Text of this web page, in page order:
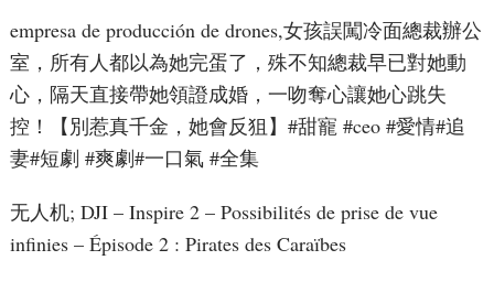
empresa de producción de drones,女孩誤闖冷面總裁辦公
室，所有人都以為她完蛋了，殊不知總裁早已對她動
心，隔天直接帶她領證成婚，一吻奪心讓她心跳失
控！【別惹真千金，她會反狙】#甜寵 #ceo #愛情#追
妻#短劇 #爽劇#一口氣 #全集
无人机; DJI – Inspire 2 – Possibilités de prise de vue
infinies – Épisode 2 : Pirates des Caraïbes